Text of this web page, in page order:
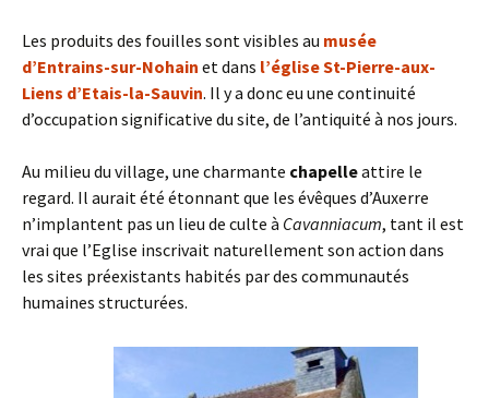
Les produits des fouilles sont visibles au musée
d’Entrains-sur-Nohain et dans l’église St-Pierre-aux-
Liens d’Etais-la-Sauvin. Il y a donc eu une continuité
d’occupation significative du site, de l’antiquité à nos jours.
Au milieu du village, une charmante chapelleattire le
regard. Il aurait été étonnant que les évêques d’Auxerre
n’implantent pas un lieu de culte à Cavanniacum, tant il est
vrai que l’Eglise inscrivait naturellement son action dans
les sites préexistants habités par des communautés
humaines structurées.